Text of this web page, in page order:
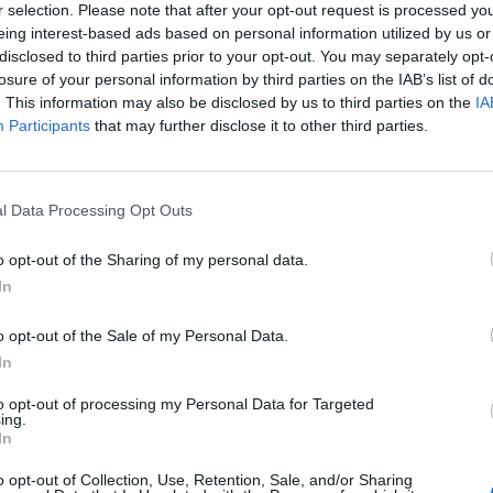
selection. Please note that after your opt-out request is processed
interest-based ads based on personal information utilized by us
to third parties prior to your opt-out. You may separately
of your personal information by third parties on the IAB’s list of
This information may also be disclosed by us to third parties on the
Participants that may further disclose it to other third parties.
Data Processing Opt Outs
opt-out of the Sharing of my personal data.
opt-out of the Sale of my Personal Data.
opt-out of processing my Personal Data for Targeted
opt-out of Collection, Use, Retention, Sale, and/or Sharing
60 millió ember lakóhelyére adtak ki
vagy riasztást pénteken, északkeleten már több
csak New York városi repülőterein a 800-at közelítette a
legforgalmasabb hétvégéje előtt. A karácsonyi ünnepek és
több mint 122 millió ember tervezett...
portfolio.hu hírarchívumához tartozik, melynek olvasása
cikkarchívum